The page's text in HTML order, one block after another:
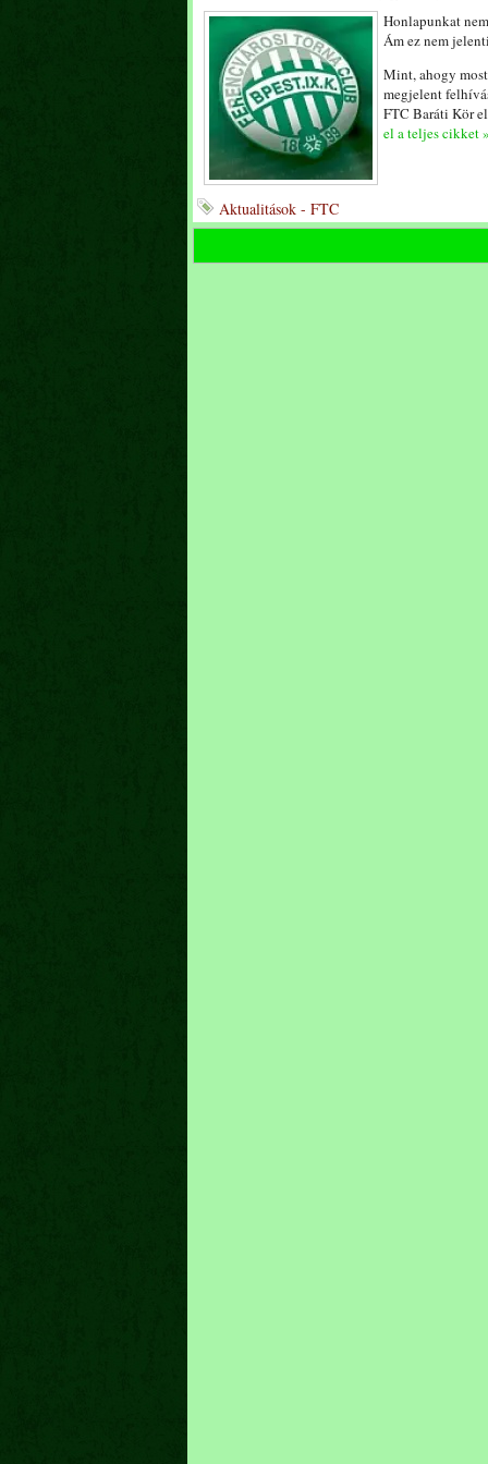
Honlapunkat
Ám ez nem
Mint, ahogy
megjelent
FTC Baráti Kör
el a teljes cikket »
Aktualitások - FTC